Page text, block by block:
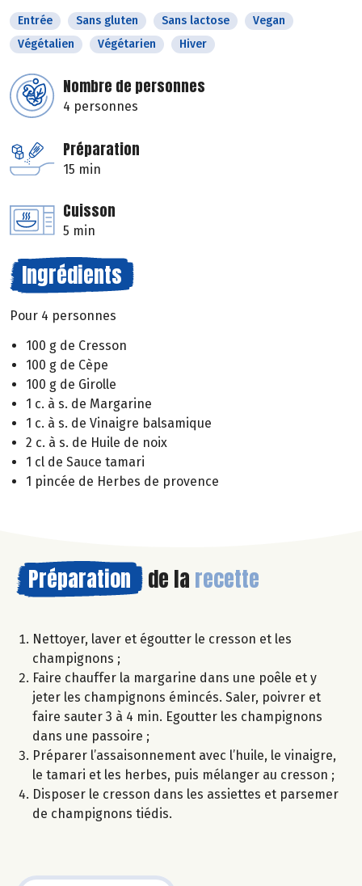
Entrée Sans gluten Sans lactose
Vegan
Végétalien
Végétarien Hiver
Nombre de personnes
4 personnes
Préparation
15 min
Cuisson
5 min
Ingrédients
Pour 4 personnes
100 g de Cresson
100 g de Cèpe
100 g de Girolle
1 c. à s. de Margarine
1 c. à s. de Vinaigre balsamique
2 c. à s. de Huile de noix
1 cl de Sauce tamari
1 pincée de Herbes de provence
Préparation de la recette
Nettoyer, laver et égoutter le cresson et les
champignons ;
Faire chauffer la margarine dans une poêle et y
jeter les champignons émincés. Saler, poivrer et
faire sauter 3 à 4 min. Egoutter les champignons
dans une passoire ;
Préparer l’assaisonnement avec l’huile, le vinaigre,
le tamari et les herbes, puis mélanger au cresson ;
Disposer le cresson dans les assiettes et parsemer
de champignons tiédis.